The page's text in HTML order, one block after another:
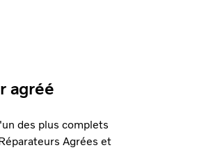
agréé
des plus complets
Agrées et